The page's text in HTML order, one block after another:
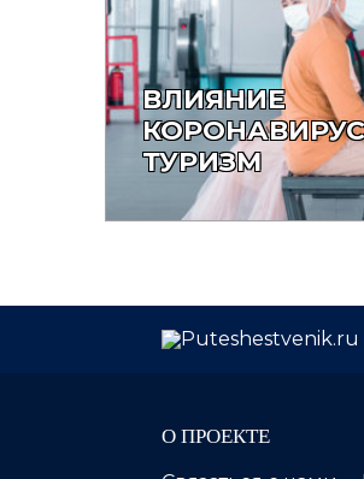
ВЛИЯНИЕ
ТУРИЗМ
О ПРОЕКТЕ